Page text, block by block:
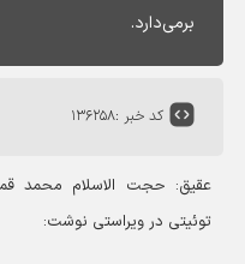
برمی‌دارد.
کد خبر :۱۳۶۲۵۸
عقیق: حجت الاسلام محمد
توئیتی در ویراستی نوشت: